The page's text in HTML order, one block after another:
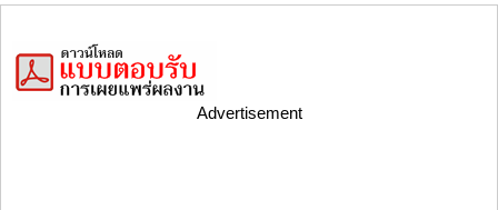
Advertisement